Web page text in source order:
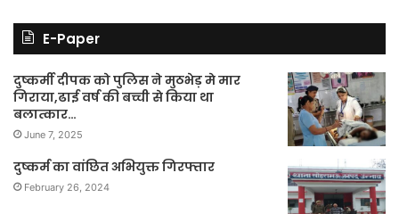
E-Paper
दुष्कर्मी दीपक को पुलिस ने मुठभेड़ मे मार
गिराया,ढाई वर्ष की बच्ची से किया था
बलात्कार…
June 7, 2025
दुष्कर्म का वांछित अभियुक्त गिरफ्तार
February 26, 2024